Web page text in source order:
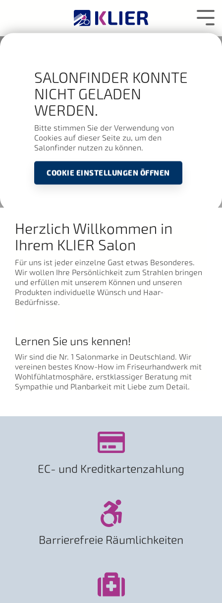
SALONFINDER KONNTE
NICHT GELADEN
WERDEN.
Bitte stimmen Sie der Verwendung von
Cookies auf dieser Seite zu, um den
Salonfinder nutzen zu können.
COOKIE EINSTELLUNGEN ÖFFNEN
Herzlich Willkommen in
Ihrem KLIER Salon
Für uns ist jeder einzelne Gast etwas Besonderes.
Wir wollen Ihre Persönlichkeit zum Strahlen bringen
und erfüllen mit unserem Können und unseren
Produkten individuelle Wünsch und Haar-
Bedürfnisse.
Lernen Sie uns kennen!
Wir sind die Nr. 1 Salonmarke in Deutschland. Wir
vereinen bestes Know-How im Friseurhandwerk mit
Wohlfühlatmosphäre, erstklassiger Beratung mit
Sympathie und Planbarkeit mit Liebe zum Detail.
EC- und Kreditkartenzahlung
Barrierefreie Räumlichkeiten